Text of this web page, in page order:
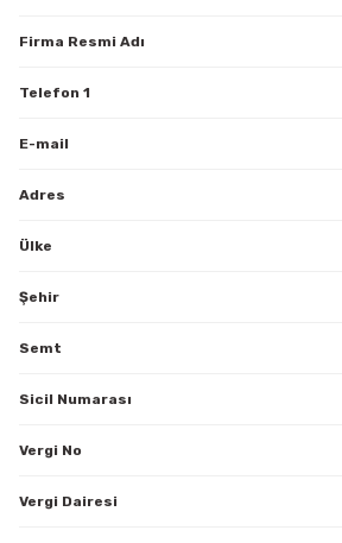
Firma Resmi Adı
Telefon 1
E-mail
Adres
Ülke
Şehir
Semt
Sicil Numarası
Vergi No
Vergi Dairesi